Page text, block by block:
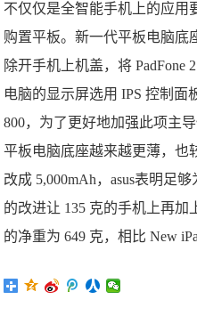
不仅仅是全智能手机上的应用
购置平板。新一代平板电脑底
除开手机上机盖，将 PadFone
电脑的显示屏选用 IPS 控制面
800，为了更好地加强此项主
平板电脑底座越来越更薄，也
改成 5,000mAh，asus表明足
的改进让 135 克的手机上再加
的净重为 649 克，相比 New